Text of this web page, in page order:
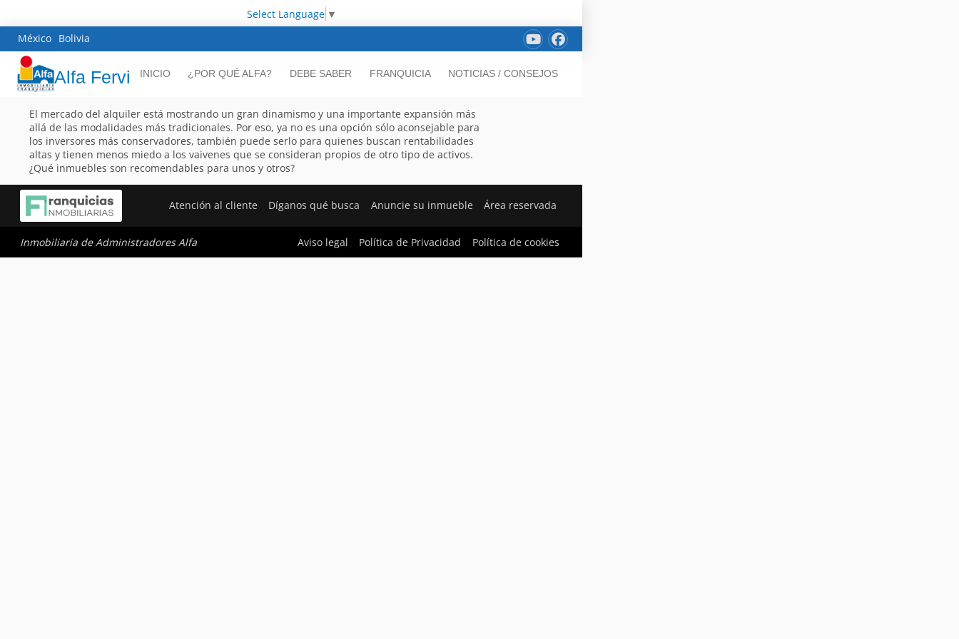
Select Language ▼
México Bolivia
Alfa Fervi INICIO ¿POR QUÉ ALFA? DEBE SABER FRANQUICIA NOTICIAS / CONSEJOS
El mercado del alquiler está mostrando un gran dinamismo y una importante expansión más
allá de las modalidades más tradicionales. Por eso, ya no es una opción sólo aconsejable para
los inversores más conservadores, también puede serlo para quienes buscan rentabilidades
altas y tienen menos miedo a los vaivenes que se consideran propios de otro tipo de activos.
¿Qué inmuebles son recomendables para unos y otros?
Atención al cliente Díganos qué busca Anuncie su inmueble Área reservada
Inmobiliaria de Administradores Alfa Aviso legal Política de Privacidad Política de cookies